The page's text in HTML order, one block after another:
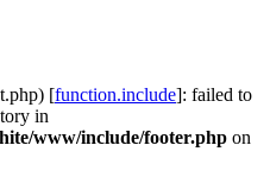
[function.include]: failed to
in
www/include/footer.php on